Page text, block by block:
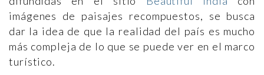
imágenes de paisajes recompuestos, se busca
dar la idea de que la realidad del país es mucho
más compleja de lo que se puede ver en el marco
turístico.